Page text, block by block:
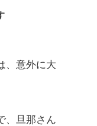
、意外に大
、旦那さん